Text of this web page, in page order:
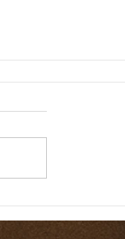
드라마 바이블 159일